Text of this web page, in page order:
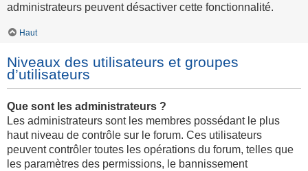
administrateurs peuvent désactiver cette fonctionnalité.
Haut
Niveaux des utilisateurs et groupes
d’utilisateurs
Que sont les administrateurs ?
Les administrateurs sont les membres possédant le plus
haut niveau de contrôle sur le forum. Ces utilisateurs
peuvent contrôler toutes les opérations du forum, telles que
les paramètres des permissions, le bannissement